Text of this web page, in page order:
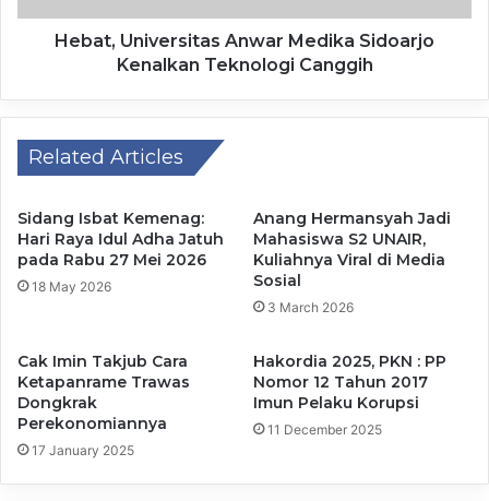
“ Alhamdulillah semuanya berjalan lancar dan kondusif,”
pungkasnya.
Sementara Camat Benjeng, Nurul Fuad menyatakan sangat
antar warga, kerukunan dan peningkatan gotong royong.
“ Marilah momentum ini kita jadikan mempererat
silaturahmi kita dan kegotongroyongan, demi
Sebelumnya selain kegiatan sedekah bumi, pemdes
setempat mengadakan Karnaval Budaya dalam
memperingati HUT Kemerdekaan Republik Indonesia ke-
Hebat, Universitas Anwar Medika Sidoarjo
Kenalkan Teknologi Canggih
Related Articles
Sidang Isbat Kemenag:
Hari Raya Idul Adha Jatuh
pada Rabu 27 Mei 2026
18 May 2026
Anang Hermansyah Jadi
Mahasiswa S2 UNAIR,
Kuliahnya Viral di Media
Sosial
3 March 2026
Cak Imin Takjub Cara
Ketapanrame Trawas
Dongkrak
Perekonomiannya
17 January 2025
Hakordia 2025, PKN : PP
Nomor 12 Tahun 2017
Imun Pelaku Korupsi
11 December 2025